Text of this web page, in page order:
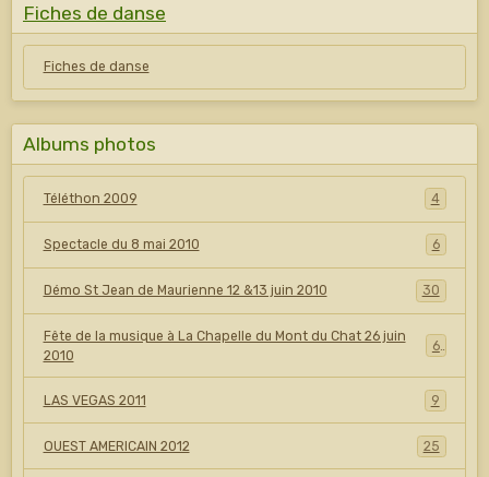
Fiches de danse
Fiches de danse
Albums photos
Téléthon 2009 4
Spectacle du 8 mai 2010 6
Démo St Jean de Maurienne 12 &13 juin 2010 30
Fête de la musique à La Chapelle du Mont du Chat 26 juin
2010
6
LAS VEGAS 2011 9
OUEST AMERICAIN 2012 25